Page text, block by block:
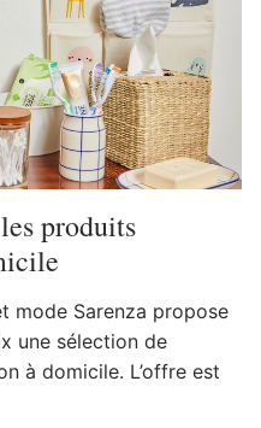
produits
mode Sarenza propose
une sélection de
à domicile. L’offre est